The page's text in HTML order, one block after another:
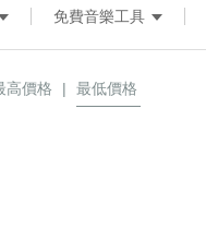
免費音樂工具
高價格 | 最低價格